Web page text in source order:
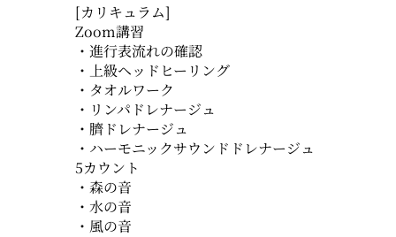
[カリキュラム]
Zoom講習
・進行表流れの確認
・上級ヘッドヒーリング
・タオルワーク
・リンパドレナージュ
・臍ドレナージュ
・ハーモニックサウンドドレナージュ
5カウント
・森の音
・水の音
・風の音